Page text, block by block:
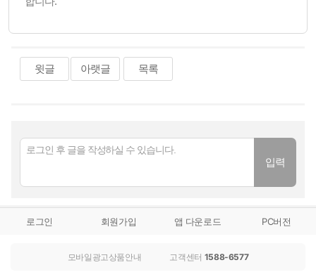
윗글 아랫글 목록
로그인 회원가입 앱 다운로드 PC버전
모바일광고상품안내 고객센터 1588-6577